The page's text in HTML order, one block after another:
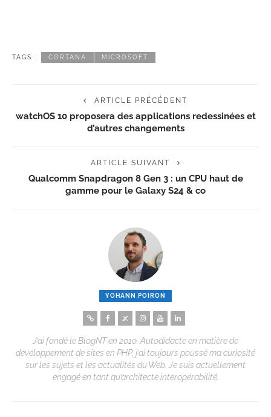
TAGS : CORTANA MICROSOFT
ARTICLE PRÉCÉDENT
watchOS 10 proposera des applications redessinées et
d’autres changements
ARTICLE SUIVANT
Qualcomm Snapdragon 8 Gen 3 : un CPU haut de
gamme pour le Galaxy S24 & co
YOHANN POIRON
J’ai fondé le BlogNT en 2010. Autodidacte en matière de
développement de sites en PHP, j’ai toujours poussé ma curiosité
sur les sujets et les actualités du Web. Je suis actuellement
engagé en tant qu’architecte interopérabilité.